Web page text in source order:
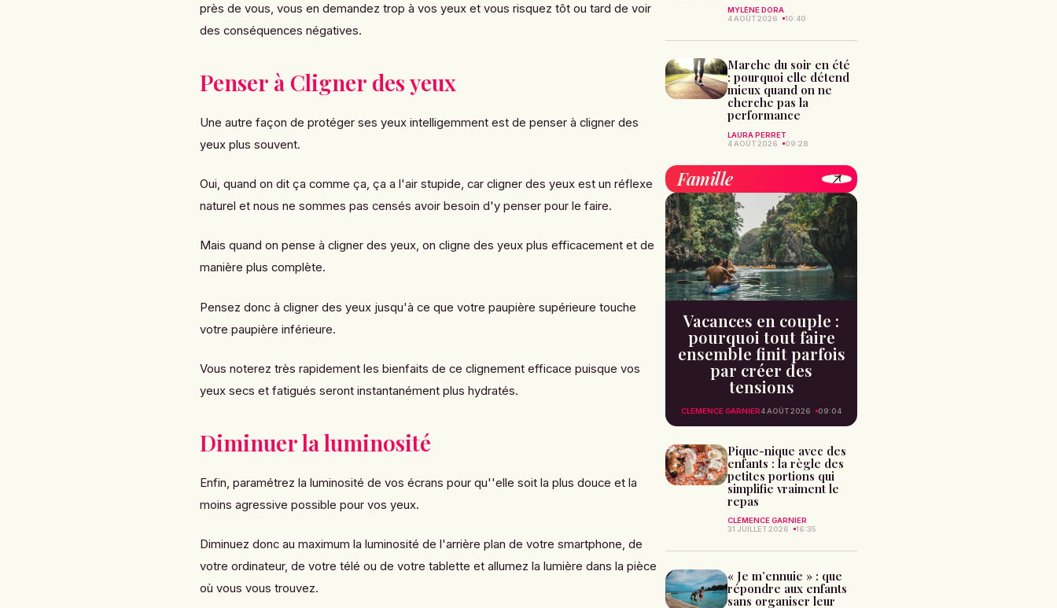
près de vous, vous en demandez trop à vos yeux et vous risquez tôt ou tard de voir
des conséquences négatives.
Penser à Cligner des yeux
Une autre façon de protéger ses yeux intelligemment est de penser à cligner des
yeux plus souvent.
Oui, quand on dit ça comme ça, ça a l'air stupide, car cligner des yeux est un réflexe
naturel et nous ne sommes pas censés avoir besoin d'y penser pour le faire.
Mais quand on pense à cligner des yeux, on cligne des yeux plus efficacement et de
manière plus complète.
Pensez donc à cligner des yeux jusqu'à ce que votre paupière supérieure touche
votre paupière inférieure.
Vous noterez très rapidement les bienfaits de ce clignement efficace puisque vos
yeux secs et fatigués seront instantanément plus hydratés.
Diminuer la luminosité
Enfin, paramétrez la luminosité de vos écrans pour qu''elle soit la plus douce et la
moins agressive possible pour vos yeux.
Diminuez donc au maximum la luminosité de l'arrière plan de votre smartphone, de
votre ordinateur, de votre télé ou de votre tablette et allumez la lumière dans la pièce
où vous vous trouvez.
MYLÈNE DORA
4 AOÛT 2026
10:40
Marche du soir en été
: pourquoi elle détend
mieux quand on ne
cherche pas la
performance
LAURA PERRET
4 AOÛT 2026
09:28
Famille
Vacances en couple :
pourquoi tout faire
ensemble finit parfois
par créer des
tensions
CLÉMENCE GARNIER4 AOÛT 2026 09:04
Pique-nique avec des
enfants : la règle des
petites portions qui
simplifie vraiment le
repas
CLÉMENCE GARNIER
31 JUILLET 2026
16:35
« Je m’ennuie » : que
répondre aux enfants
sans organiser leur